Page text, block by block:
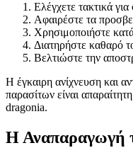
Ελέγχετε τακτικά
Αφαιρέστε τα
Χρησιμοποιήστε
Διατηρήστε καθαρό
Βελτιώστε την
Η έγκαιρη ανίχνευση και
παρασίτων είναι
dragonia.
Η Αναπαραγωγή